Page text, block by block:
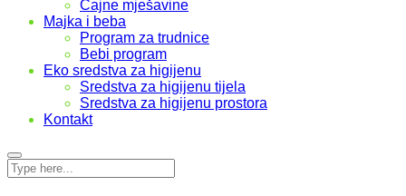
Čajne mješavine
Majka i beba
Program za trudnice
Bebi program
Eko sredstva za higijenu
Sredstva za higijenu tijela
Sredstva za higijenu prostora
Kontakt